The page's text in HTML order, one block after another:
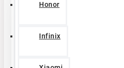
Honor
Infinix